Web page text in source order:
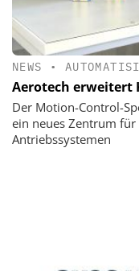
NEWS •
Aerotech erweitert
Der Motion-Control-
ein neues Zentrum
Antriebssystemen